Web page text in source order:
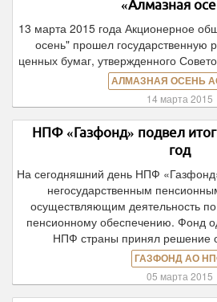
«Алмазная
13 марта 2015 года Акционерное
осень" прошел государственную
ценных бумаг, утвержденного
АЛМАЗНАЯ ОСЕНЬ
14 марта 2015
НПФ «Газфонд» подвел
год
На сегодняшний день НПФ
негосударственным
осуществляющим деятельность
пенсионному обеспечению. Фонд
НПФ страны принял решение
ГАЗФОНД АО
05 марта 2015